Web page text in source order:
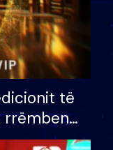
të
rrëmben
eurosh